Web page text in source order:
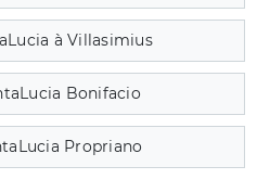
à Villasimius
Bonifacio
Propriano